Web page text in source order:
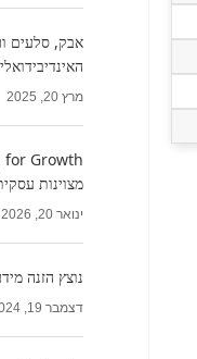
אבק, סלעים
מרץ 20, 2025
מצוינות
ינואר 20, 2026
נוצץ הזנה
דצמבר 19, 2024